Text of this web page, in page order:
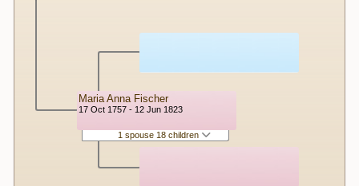
Maria Anna Fischer
17 Oct 1757 - 12 Jun 1823
1 spouse 18 children